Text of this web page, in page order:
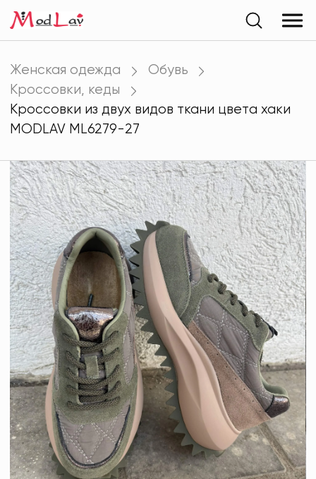
Женская одежда
Обувь
Кроссовки, кеды
Кроссовки из двух видов ткани цвета хаки
MODLAV ML6279-27